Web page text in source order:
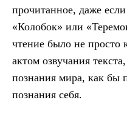
прочитанное, даже
«Колобок» или
чтение было не просто
актом озвучания
познания мира, как бы
познания себя.